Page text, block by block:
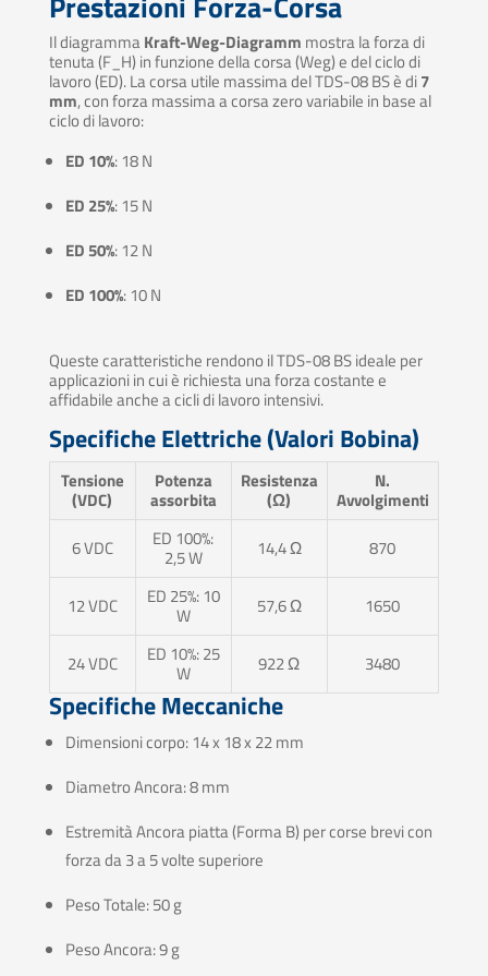
Il diagrammaKraft-Weg-Diagramm mostra la forza di
tenuta (F_H) in funzione della corsa (Weg) e del ciclo di
lavoro (ED). La corsa utile massima del TDS-08 BS è di7
mm, con forza massima a corsa zero variabile in base al
ciclo di lavoro:
ED 10%: 18 N
ED 25%: 15 N
ED 50%: 12 N
ED 100%: 10 N
Queste caratteristiche rendono il TDS-08 BS ideale per
applicazioni in cui è richiesta una forza costante e
affidabile anche a cicli di lavoro intensivi.
Specifiche Elettriche (Valori Bobina)
Tensione
(VDC)
Potenza
assorbita
Resistenza
(Ω)
N.
Avvolgimenti
6 VDC
ED 100%:
2,5 W 14,4 Ω 870
12 VDC ED 25%: 10
W 57,6 Ω 1650
24 VDC ED 10%: 25
W 922 Ω 3480
Specifiche Meccaniche
Dimensioni corpo: 14 x 18 x 22 mm
Diametro Ancora: 8 mm
Estremità Ancora piatta (Forma B) per corse brevi con
forza da 3 a 5 volte superiore
Peso Totale: 50 g
Peso Ancora: 9 g